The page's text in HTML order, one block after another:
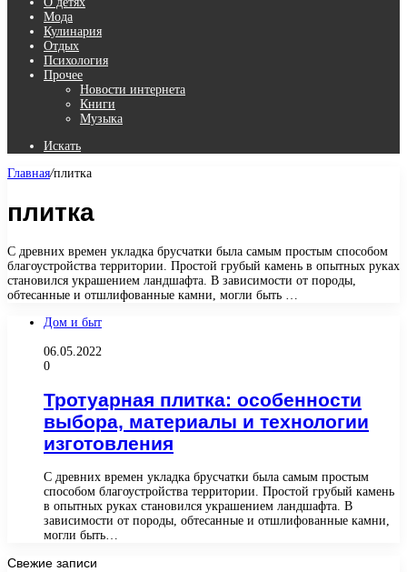
Мода
Кулинария
Отдых
Психология
Прочее
Новости интернета
Книги
Музыка
Искать
Главная/плитка
плитка
С древних времен укладка брусчатки была самым простым способом
благоустройства территории. Простой грубый камень в опытных руках
становился украшением ландшафта. В зависимости от породы,
обтесанные и отшлифованные камни, могли быть …
Дом и быт
06.05.2022
0
Тротуарная плитка: особенности
выбора, материалы и технологии
изготовления
С древних времен укладка брусчатки была самым простым
способом благоустройства территории. Простой грубый камень
в опытных руках становился украшением ландшафта. В
зависимости от породы, обтесанные и отшлифованные камни,
могли быть…
Свежие записи